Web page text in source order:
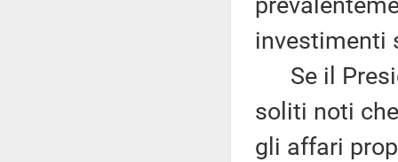
investimenti
Se il
soliti noti
gli affari